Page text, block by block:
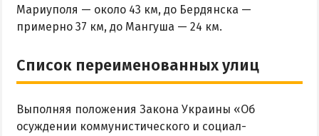
Мариуполя — около 43 км, до Бердянска —
примерно 37 км, до Мангуша — 24 км.
Список переименованных улиц
Выполняя положения Закона Украины «Об
осуждении коммунистического и социал-